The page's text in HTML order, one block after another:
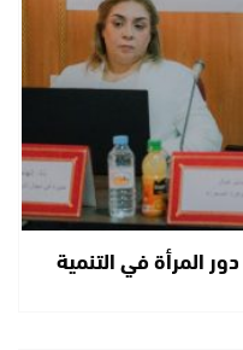
المرأة في التنمية